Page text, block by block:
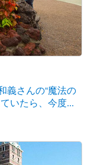
義さんの“魔法の
いたら、今度...